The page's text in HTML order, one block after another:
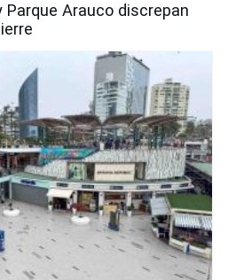
Arauco discrepan